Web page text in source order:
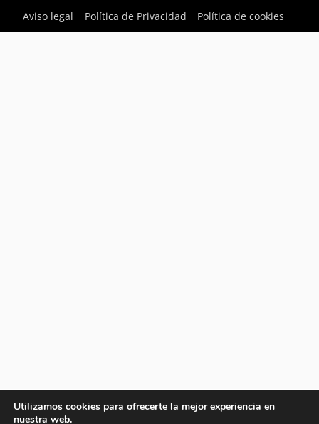
Aviso legal
Política de Privacidad Política de cookies
Utilizamos cookies para ofrecerte la mejor experiencia en
nuestra web.